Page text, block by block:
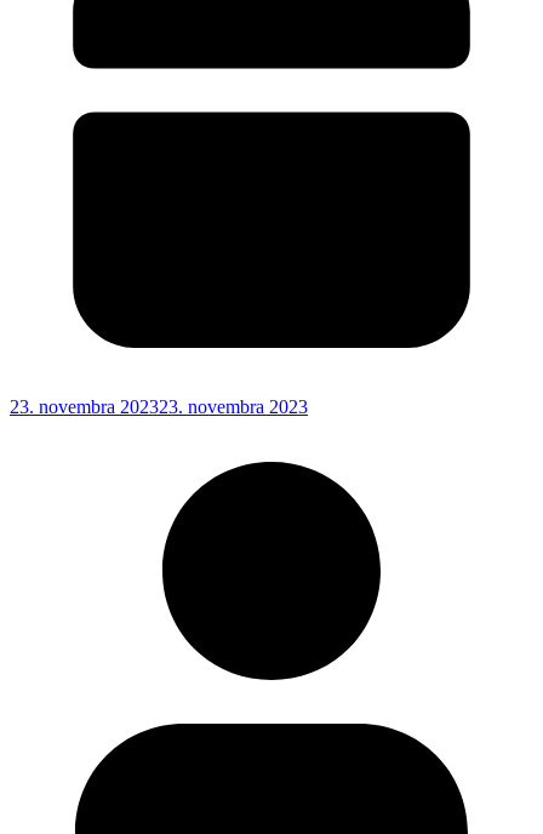
23. novembra 202323. novembra 2023